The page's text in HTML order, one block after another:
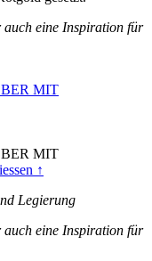
eine Inspiration für
MIT
MIT
↑
Legierung
eine Inspiration für